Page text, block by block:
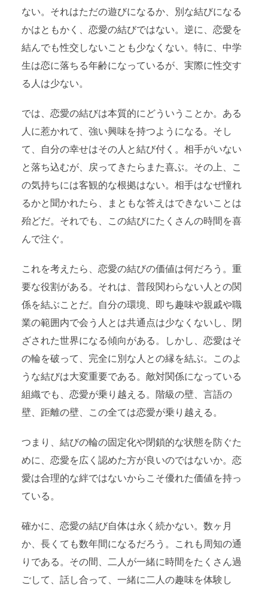
ない。それはただの遊びになるか、別な結びになる
かはともかく、恋愛の結びではない。逆に、恋愛を
結んでも性交しないことも少なくない。特に、中学
生は恋に落ちる年齢になっているが、実際に性交す
る人は少ない。
では、恋愛の結びは本質的にどういうことか。ある
人に惹かれて、強い興味を持つようになる。そし
て、自分の幸せはその人と結び付く。相手がいない
と落ち込むが、戻ってきたらまた喜ぶ。その上、こ
の気持ちには客観的な根拠はない。相手はなぜ憧れ
るかと聞かれたら、まともな答えはできないことは
殆どだ。それでも、この結びにたくさんの時間を喜
んで注ぐ。
これを考えたら、恋愛の結びの価値は何だろう。重
要な役割がある。それは、普段関わらない人との関
係を結ぶことだ。自分の環境、即ち趣味や親戚や職
業の範囲内で会う人とは共通点は少なくないし、閉
ざされた世界になる傾向がある。しかし、恋愛はそ
の輪を破って、完全に別な人との縁を結ぶ。このよ
うな結びは大変重要である。敵対関係になっている
組織でも、恋愛が乗り越える。階級の壁、言語の
壁、距離の壁、この全ては恋愛が乗り越える。
つまり、結びの輪の固定化や閉鎖的な状態を防ぐた
めに、恋愛を広く認めた方が良いのではないか。恋
愛は合理的な絆ではないからこそ優れた価値を持っ
ている。
確かに、恋愛の結び自体は永く続かない。数ヶ月
か、長くても数年間になるだろう。これも周知の通
りである。その間、二人が一緒に時間をたくさん過
ごして、話し合って、一緒に二人の趣味を体験し